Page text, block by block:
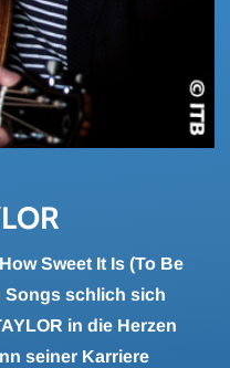
Sweet It Is (To Be
Songs schlich sich
in die Herzen
seiner Karriere